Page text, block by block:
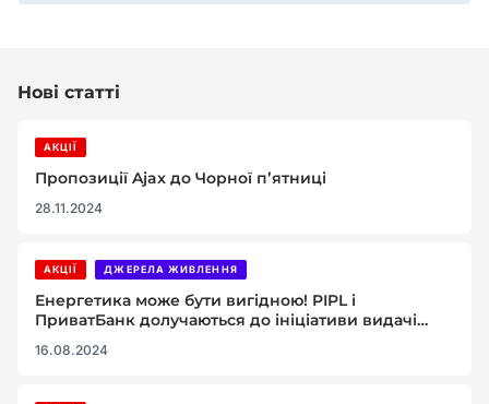
Нові статті
АКЦІЇ
Пропозиції Ajax до Чорної пʼятниці
28.11.2024
АКЦІЇ ДЖЕРЕЛА ЖИВЛЕННЯ
Енергетика може бути вигідною! PIPL і
ПриватБанк долучаються до ініціативи видачі
16.08.2024